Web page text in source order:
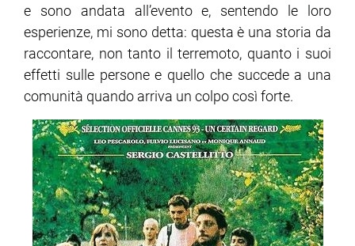
e sono andata all’evento e, sentendo le loro
esperienze, mi sono detta: questa è una storia da
raccontare, non tanto il terremoto, quanto i suoi
effetti sulle persone e quello che succede a una
comunità quando arriva un colpo così forte.